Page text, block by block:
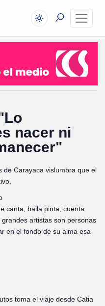
nacer ni
de Carayaca vislumbra que el
canta, baila pinta, cuenta
artistas son personas
en el fondo de su alma esa
toma el viaje desde Catia